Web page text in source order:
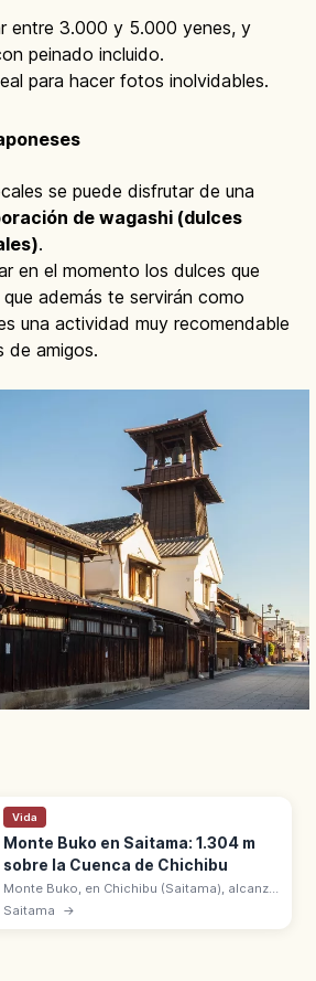
entre 3.000 y 5.000 yenes, y
peinado incluido.
para hacer fotos inolvidables.
se puede disfrutar de una
de wagashi (dulces
.
en el momento los dulces que
además te servirán como
una actividad muy recomendable
de amigos.
Vida
Monte Buko en Saitama: 1.304 m
sobre la Cuenca de Chichibu
Monte Buko, en Chichibu (Saitama), alcanza
1.304 m con vistas de toda la cuenca. Cara
Saitama →